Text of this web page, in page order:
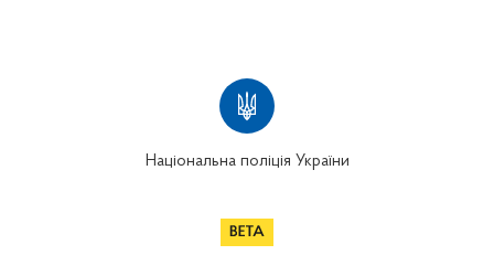
Національна поліція України